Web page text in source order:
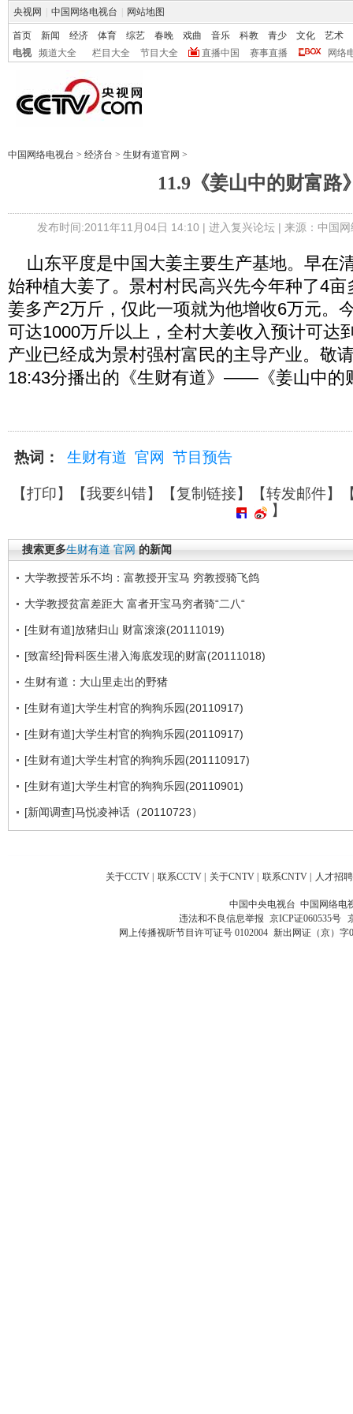
央视网 中国网络电视台 网站地图
首页 新闻 经济 体育 综艺 春晚 戏曲 音乐 科教 青少 文化
艺术
电视
频道大全 栏目大全 节目大全 直播中国 赛事直播 网络
中国网络电视台 > 经济台 > 生财有道官网 >
11.9《姜山中的财富路
发布时间:2011年11月04日 14:10 | 进入复兴论坛| 来源：中国
山东平度是中国大姜主要生产基地。早在
始种植大姜了。景村村民高兴先今年种了4
姜多产2万斤，仅此一项就为他增收6万元。
可达1000万斤以上，全村大姜收入预计可达
产业已经成为景村强村富民的主导产业。敬
18:43分播出的《生财有道》——《姜山中的
热词： 生财有道 官网 节目预告
【打印】【我要纠错】【复制链接】【转发邮件】
】
搜索更多生财有道 官网 的新闻
大学教授苦乐不均：富教授开宝马 穷教授骑飞鸽
大学教授贫富差距大 富者开宝马穷者骑“二八“
[生财有道]放猪归山 财富滚滚(20111019)
[致富经]骨科医生潜入海底发现的财富(20111018)
生财有道：大山里走出的野猪
[生财有道]大学生村官的狗狗乐园(20110917)
[生财有道]大学生村官的狗狗乐园(20110917)
[生财有道]大学生村官的狗狗乐园(201110917)
[生财有道]大学生村官的狗狗乐园(20110901)
[新闻调查]马悦凌神话（20110723）
关于CCTV | 联系CCTV | 关于CNTV | 联系CNTV | 人才招聘
中国中央电视台 中国网络电
违法和不良信息举报 京ICP证060535号
网上传播视听节目许可证号 0102004 新出网证（京）